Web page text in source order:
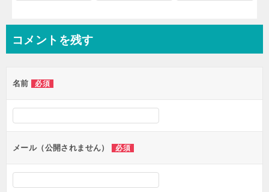
コメントを残す
名前 必須
メール（公開されません） 必須